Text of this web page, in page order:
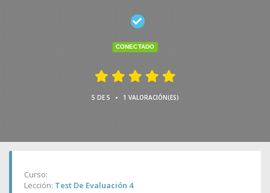
CONECTADO
5 DE 5 • 1 VALORACIÓN(ES)
Curso:
Lección: Test De Evaluación 4